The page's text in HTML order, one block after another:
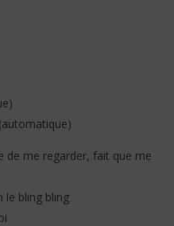
de me regarder, fait que me
le bling bling